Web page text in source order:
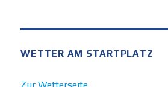
WETTER AM STARTPLATZ